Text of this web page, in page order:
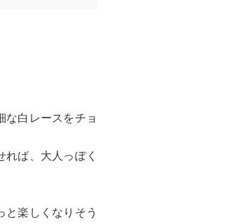
な白レースをチョ
ば、大人っぽく
と楽しくなりそう